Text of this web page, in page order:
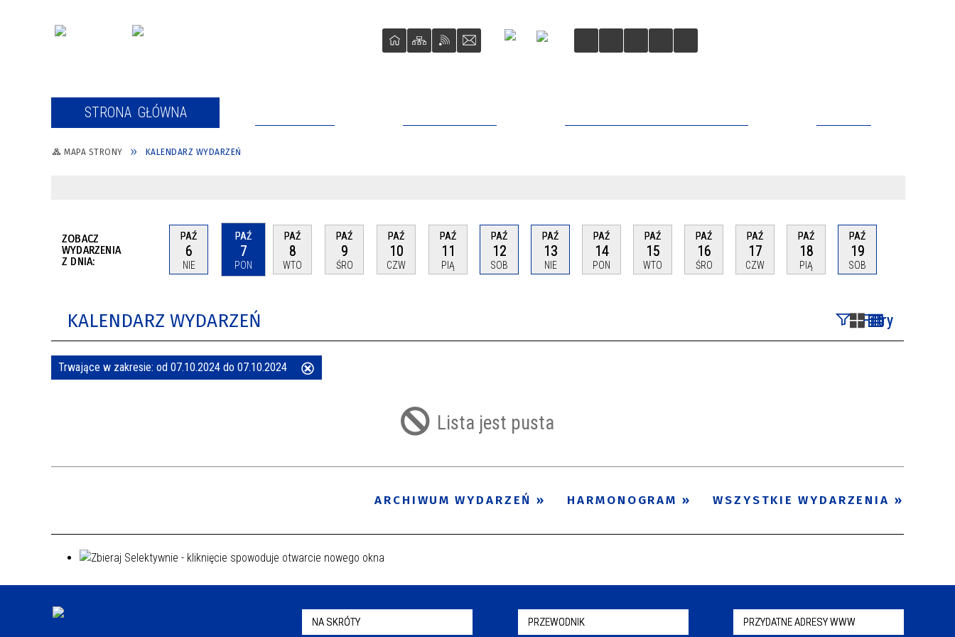
STRONA GŁÓWNA
AKTUALNOŚCI
MAPA STRONY KALENDARZ WYDARZEŃ
ZOBACZ
WYDARZENIA
Z DNIA:
PAŹ
6
NIE
PAŹ
7
PON
PAŹ
8
WTO
PAŹ
9
ŚRO
PAŹ
10
CZW
PAŹ
11
PIĄ
PAŹ
12
SOB
PAŹ
13
NIE
PAŹ
14
PON
PAŹ
15
WTO
PAŹ
16
ŚRO
PAŹ
17
CZW
PAŹ
18
PIĄ
PAŹ
19
SOB
KALENDARZ WYDARZEŃ Filtry
Miejsce
Trwające w zakresie: od 07.10.2024 do 07.10.2024
Lista jest pusta
WSZYSTKIE WYDARZENIA
HARMONOGRAM
ARCHIWUM WYDARZEŃ
NA SKRÓTY PRZEWODNIK PRZYDATNE ADRESY WWW